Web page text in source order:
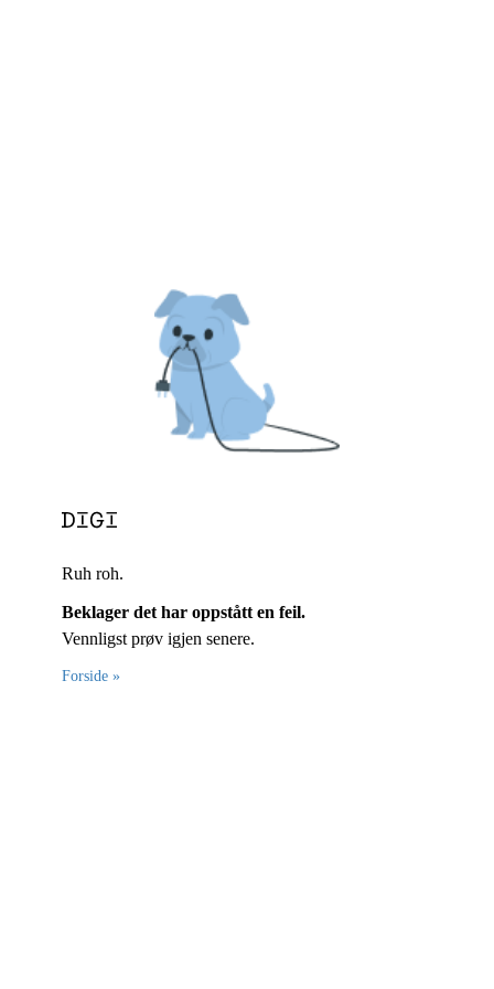
Ruh roh.
Beklager det har oppstått en feil.
Vennligst prøv igjen senere.
Forside »